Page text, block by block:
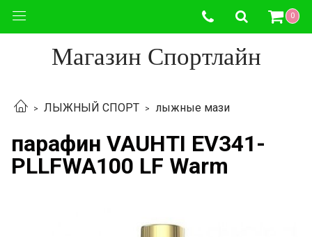
0
Магазин Спортлайн
ЛЫЖНЫЙ СПОРТ лыжные мази
парафин VAUHTI EV341-
PLLFWA100 LF Warm